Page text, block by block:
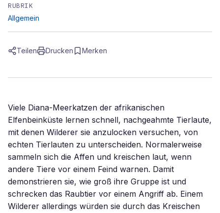
RUBRIK
Allgemein
Teilen Drucken Merken
Viele Diana-Meerkatzen der afrikanischen
Elfenbeinküste lernen schnell, nachgeahmte Tierlaute,
mit denen Wilderer sie anzulocken versuchen, von
echten Tierlauten zu unterscheiden. Normalerweise
sammeln sich die Affen und kreischen laut, wenn
andere Tiere vor einem Feind warnen. Damit
demonstrieren sie, wie groß ihre Gruppe ist und
schrecken das Raubtier vor einem Angriff ab. Einem
Wilderer allerdings würden sie durch das Kreischen